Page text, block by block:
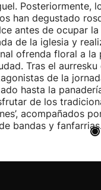
Posteriormente,
han degustado
antes de ocupar la
de la iglesia y
ofrenda floral a la
Tras el aurresku
de la
hasta la
de los
acompañados
bandas y fanfarrias.